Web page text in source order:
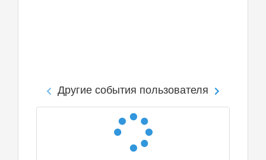
Другие события пользователя